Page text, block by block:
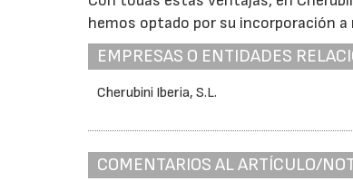
hemos optado por su incorporación
EMPRESAS O ENTIDADES
Cherubini Iberia, S.L.
COMENTARIOS AL ARTÍCULO/